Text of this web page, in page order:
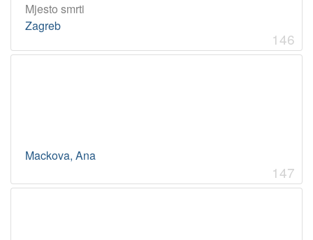
Mjesto smrti
Zagreb
146
Mackova, Ana
147